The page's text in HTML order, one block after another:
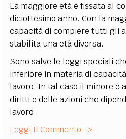
La maggiore età è fissata al
diciottesimo anno. Con la
capacità di compiere tutti gli
stabilita una età diversa.
Sono salve le leggi speciali
inferiore in materia di
lavoro. In tal caso il minore è
diritti e delle azioni che
lavoro.
Leggi Il Commento ->